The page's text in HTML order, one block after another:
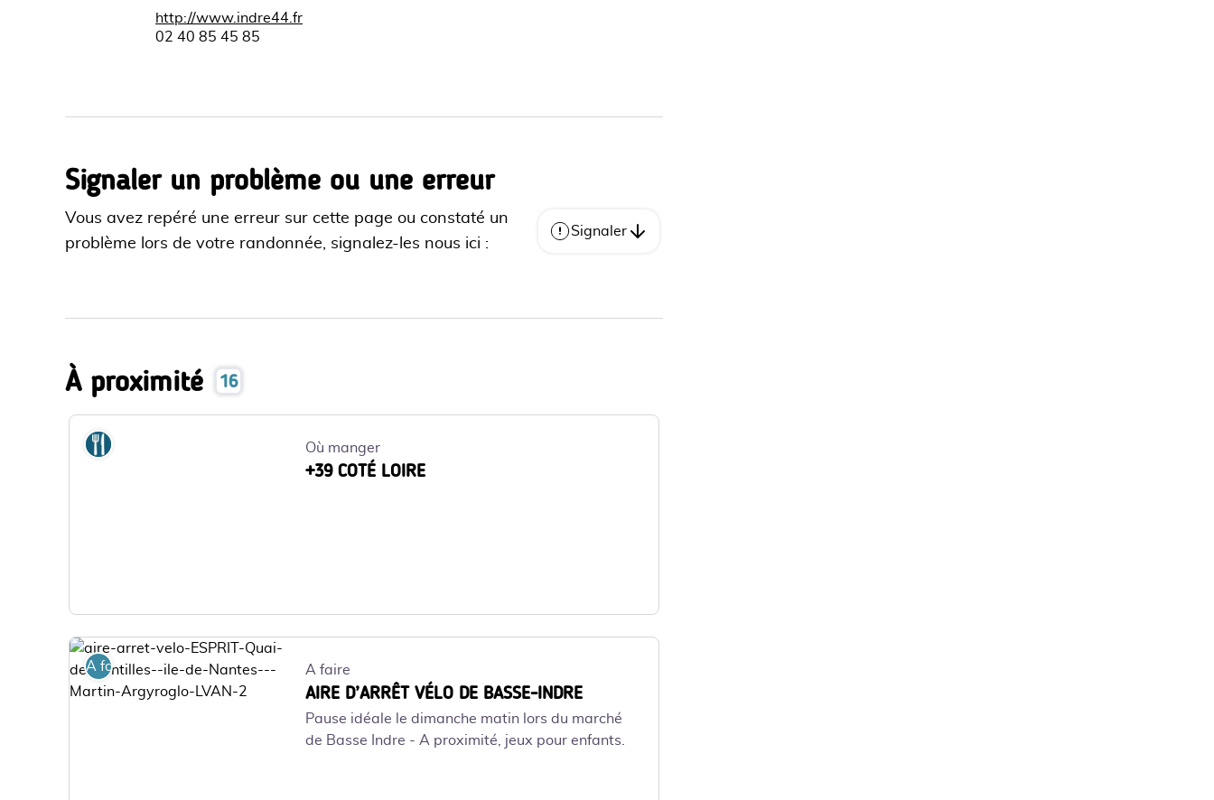
http://www.indre44.fr
02 40 85 45 85
Signaler un problème ou une erreur
Vous avez repéré une erreur sur cette page ou constaté un
problème lors de votre randonnée, signalez-les nous ici :
Signaler
À proximité 16
Où manger
+39 COTÉ LOIRE
A faire A faire
AIRE D’ARRÊT VÉLO DE BASSE-INDRE
Pause idéale le dimanche matin lors du marché
de Basse Indre - A proximité, jeux pour enfants.